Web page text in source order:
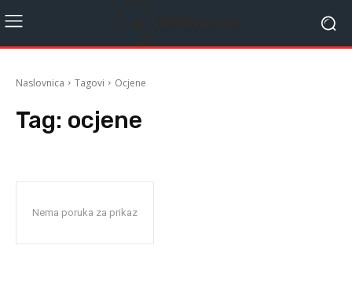
Naslovnica Tagovi Ocjene
Tag: ocjene
Nema poruka za prikaz